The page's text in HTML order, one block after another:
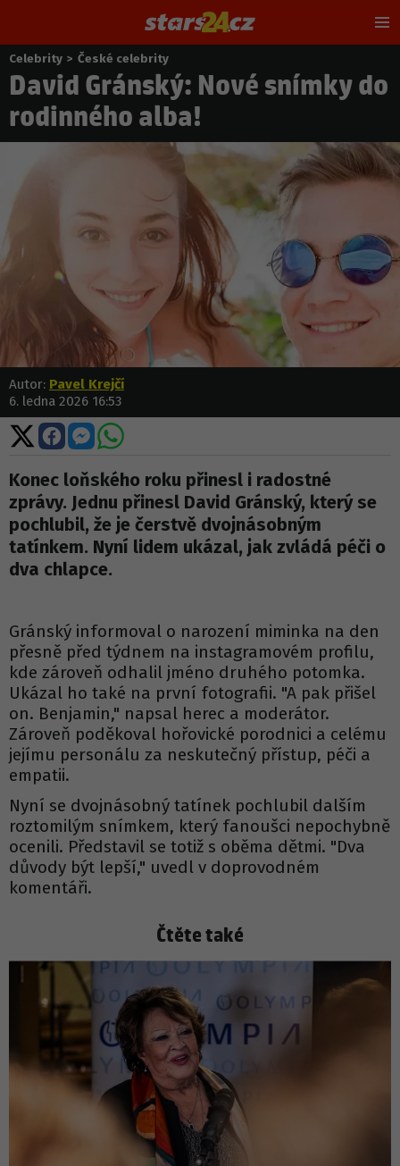
Nacházíte
se
zde:
Celebrity > České celebrity
David Gránský: Nové snímky do
rodinného alba!
Autor: Pavel Krejčí
6. ledna 2026 16:53
Sdílet
na
X
Sdílet
na
Facebooku
Sdílet
na
Messengeru
Sdílet
WhatsApp
Konec loňského roku přinesl i radostné
zprávy. Jednu přinesl David Gránský, který se
pochlubil, že je čerstvě dvojnásobným
tatínkem. Nyní lidem ukázal, jak zvládá péči o
dva chlapce.
Gránský informoval o narození miminka na den
přesně před týdnem na instagramovém profilu,
kde zároveň odhalil jméno druhého potomka.
Ukázal ho také na první fotografii. "A pak přišel
on. Benjamin," napsal herec a moderátor.
Zároveň poděkoval hořovické porodnici a celému
jejímu personálu za neskutečný přístup, péči a
empatii.
Nyní se dvojnásobný tatínek pochlubil dalším
roztomilým snímkem, který fanoušci nepochybně
ocenili. Představil se totiž s oběma dětmi. "Dva
důvody být lepší," uvedl v doprovodném
komentáři.
Čtěte také